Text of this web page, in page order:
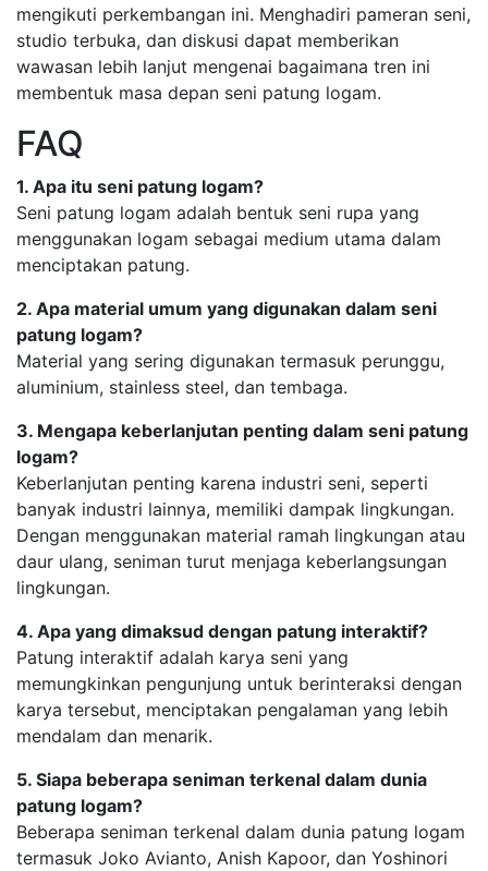
mengikuti perkembangan ini. Menghadiri pameran seni,
studio terbuka, dan diskusi dapat memberikan
wawasan lebih lanjut mengenai bagaimana tren ini
membentuk masa depan seni patung logam.
FAQ
1. Apa itu seni patung logam?
Seni patung logam adalah bentuk seni rupa yang
menggunakan logam sebagai medium utama dalam
menciptakan patung.
2. Apa material umum yang digunakan dalam seni
patung logam?
Material yang sering digunakan termasuk perunggu,
aluminium, stainless steel, dan tembaga.
3. Mengapa keberlanjutan penting dalam seni patung
logam?
Keberlanjutan penting karena industri seni, seperti
banyak industri lainnya, memiliki dampak lingkungan.
Dengan menggunakan material ramah lingkungan atau
daur ulang, seniman turut menjaga keberlangsungan
lingkungan.
4. Apa yang dimaksud dengan patung interaktif?
Patung interaktif adalah karya seni yang
memungkinkan pengunjung untuk berinteraksi dengan
karya tersebut, menciptakan pengalaman yang lebih
mendalam dan menarik.
5. Siapa beberapa seniman terkenal dalam dunia
patung logam?
Beberapa seniman terkenal dalam dunia patung logam
termasuk Joko Avianto, Anish Kapoor, dan Yoshinori